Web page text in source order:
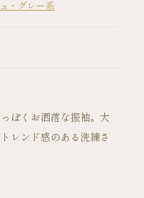
予約
・グレー系
ぽくお洒落な振袖。大
レンド感のある洗練さ